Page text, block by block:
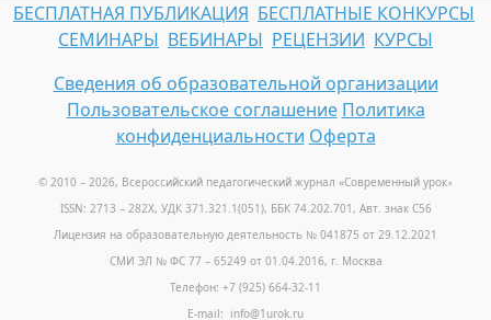
БЕСПЛАТНАЯ ПУБЛИКАЦИЯ БЕСПЛАТНЫЕ КОНКУРСЫ
СЕМИНАРЫ ВЕБИНАРЫ РЕЦЕНЗИИ КУРСЫ
Сведения об образовательной организации
Пользовательское соглашение Политика
конфиденциальности Оферта
© 2010 – 2026, Всероссийский педагогический журнал «Современный урок»
ISSN: 2713 – 282X, УДК 371.321.1(051), ББК 74.202.701, Авт. знак С56
Лицензия на образовательную деятельность № 041875 от 29.12.2021
СМИ ЭЛ № ФС 77 – 65249 от 01.04.2016, г. Москва
Телефон: +7 (925) 664-32-11
E-mail: info@1urok.ru